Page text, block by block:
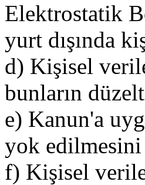
Elektrostatik
yurt dışında
d) Kişisel
bunların
e) Kanun'a
yok edilmesini
f) Kişisel